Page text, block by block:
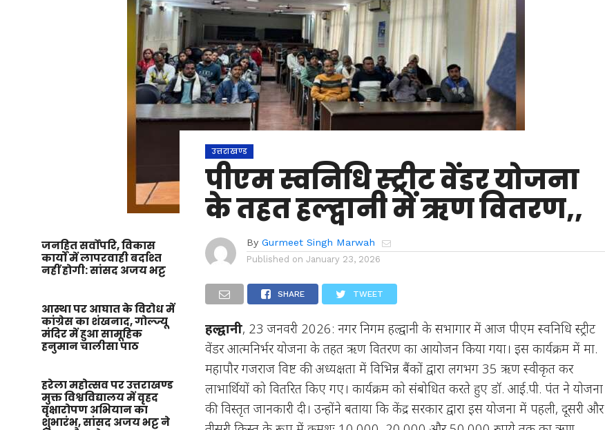
जनहित सर्वोपरि, विकास
कार्यों में लापरवाही बर्दाश्त
नहीं होगी: सांसद अजय भट्ट
आस्था पर आघात के विरोध में
कांग्रेस का शंखनाद, गोल्ज्यू
मंदिर में हुआ सामूहिक
हनुमान चालीसा पाठ
हरेला महोत्सव पर उत्तराखण्ड
मुक्त विश्वविद्यालय में वृहद
वृक्षारोपण अभियान का
शुभारंभ, सांसद अजय भट्ट ने
उत्तराखण्ड
पीएम स्वनिधि स्ट्रीट वेंडर योजना
के तहत हल्द्वानी में ऋण वितरण,,
By Gurmeet Singh Marwah
Published on January 23, 2026
SHARE TWEET
हल्द्वानी, 23 जनवरी 2026: नगर निगम हल्द्वानी के सभागार में आज पीएम स्वनिधि स्ट्रीट
वेंडर आत्मनिर्भर योजना के तहत ऋण वितरण का आयोजन किया गया। इस कार्यक्रम में मा.
महापौर गजराज विष्ट की अध्यक्षता में विभिन्न बैंकों द्वारा लगभग 35 ऋण स्वीकृत कर
लाभार्थियों को वितरित किए गए। कार्यक्रम को संबोधित करते हुए डॉ. आई.पी. पंत ने योजना
की विस्तृत जानकारी दी। उन्होंने बताया कि केंद्र सरकार द्वारा इस योजना में पहली, दूसरी और